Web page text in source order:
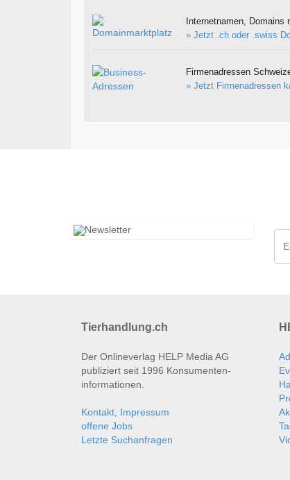
Internetnamen, Domains
» Jetzt .ch oder .swiss
Firmenadressen
» Jetzt Firmenadressen
Tierhandlung.ch
Der Onlineverlag HELP Media AG
publiziert seit 1996 Konsumenten­
informationen.
Kontakt, Impressum
offene Jobs
Letzte Suchanfragen